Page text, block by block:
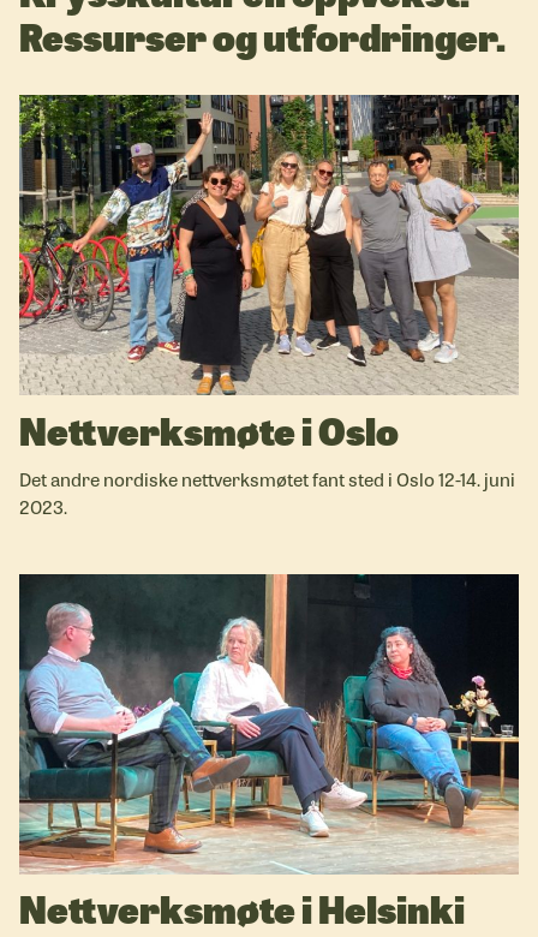
Ressurser og utfordringer.
Nettverksmøte i Oslo
Det andre nordiske nettverksmøtet fant sted i Oslo 12-14. juni
2023.
Nettverksmøte i Helsinki